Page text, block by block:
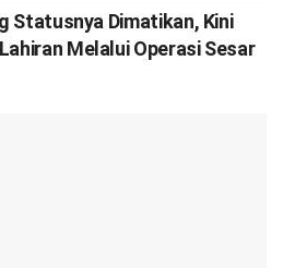
Statusnya Dimatikan, Kini
Melalui Operasi Sesar